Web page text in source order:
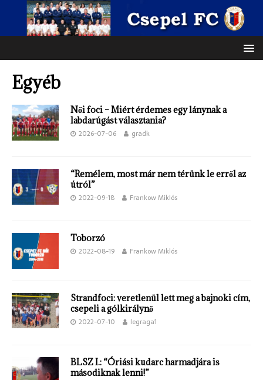
Egyéb
Női foci – Miért érdemes egy lánynak a
labdarúgást választania?
2026-07-06 gradk
“Remélem, most már nem térünk le erről az
útról”
2022-09-18 Frankow Miklós
Toborzó
2022-08-19 Frankow Miklós
Strandfoci: veretlenül lett meg a bajnoki cím,
csepeli a gólkirálynő
2022-07-10 legraga1
BLSZ I.: “Óriási kudarc harmadjára is
másodiknak lenni!”